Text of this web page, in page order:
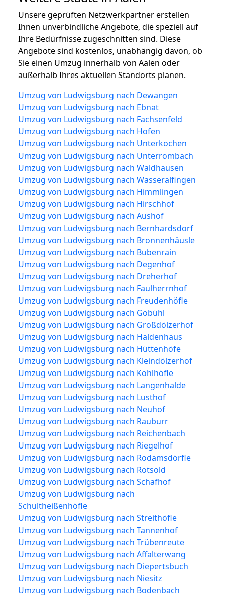
Unsere geprüften Netzwerkpartner erstellen
Ihnen unverbindliche Angebote, die speziell auf
Ihre Bedürfnisse zugeschnitten sind. Diese
Angebote sind kostenlos, unabhängig davon, ob
Sie einen Umzug innerhalb von Aalen oder
außerhalb Ihres aktuellen Standorts planen.
Umzug von Ludwigsburg nach Dewangen
Umzug von Ludwigsburg nach Ebnat
Umzug von Ludwigsburg nach Fachsenfeld
Umzug von Ludwigsburg nach Hofen
Umzug von Ludwigsburg nach Unterkochen
Umzug von Ludwigsburg nach Unterrombach
Umzug von Ludwigsburg nach Waldhausen
Umzug von Ludwigsburg nach Wasseralfingen
Umzug von Ludwigsburg nach Himmlingen
Umzug von Ludwigsburg nach Hirschhof
Umzug von Ludwigsburg nach Aushof
Umzug von Ludwigsburg nach Bernhardsdorf
Umzug von Ludwigsburg nach Bronnenhäusle
Umzug von Ludwigsburg nach Bubenrain
Umzug von Ludwigsburg nach Degenhof
Umzug von Ludwigsburg nach Dreherhof
Umzug von Ludwigsburg nach Faulherrnhof
Umzug von Ludwigsburg nach Freudenhöfle
Umzug von Ludwigsburg nach Gobühl
Umzug von Ludwigsburg nach Großdölzerhof
Umzug von Ludwigsburg nach Haldenhaus
Umzug von Ludwigsburg nach Hüttenhöfe
Umzug von Ludwigsburg nach Kleindölzerhof
Umzug von Ludwigsburg nach Kohlhöfle
Umzug von Ludwigsburg nach Langenhalde
Umzug von Ludwigsburg nach Lusthof
Umzug von Ludwigsburg nach Neuhof
Umzug von Ludwigsburg nach Rauburr
Umzug von Ludwigsburg nach Reichenbach
Umzug von Ludwigsburg nach Riegelhof
Umzug von Ludwigsburg nach Rodamsdörfle
Umzug von Ludwigsburg nach Rotsold
Umzug von Ludwigsburg nach Schafhof
Umzug von Ludwigsburg nach
Schultheißenhöfle
Umzug von Ludwigsburg nach Streithöfle
Umzug von Ludwigsburg nach Tannenhof
Umzug von Ludwigsburg nach Trübenreute
Umzug von Ludwigsburg nach Affalterwang
Umzug von Ludwigsburg nach Diepertsbuch
Umzug von Ludwigsburg nach Niesitz
Umzug von Ludwigsburg nach Bodenbach